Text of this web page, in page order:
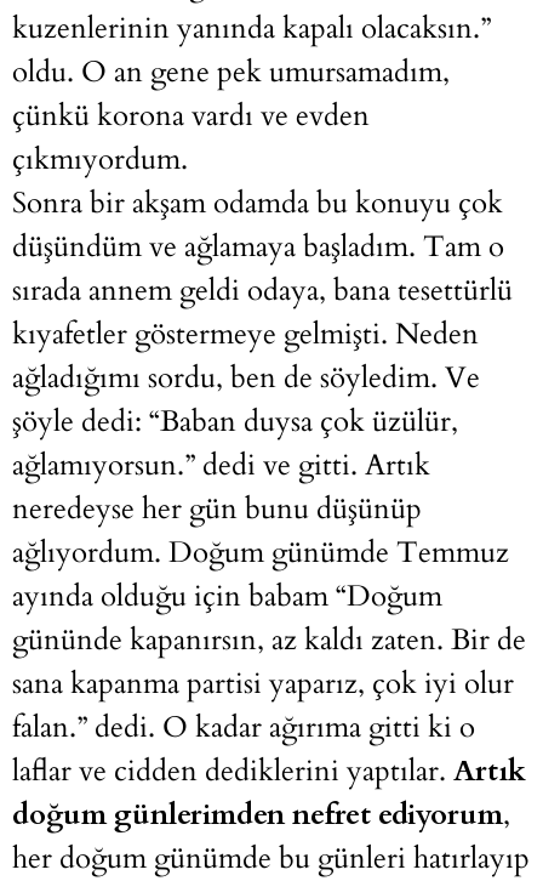
kuzenlerinin yanında kapalı olacaksın.”
oldu. O an gene pek umursamadım,
çünkü korona vardı ve evden
çıkmıyordum.
Sonra bir akşam odamda bu konuyu çok
düşündüm ve ağlamaya başladım. Tam o
sırada annem geldi odaya, bana tesettürlü
kıyafetler göstermeye gelmişti. Neden
ağladığımı sordu, ben de söyledim. Ve
şöyle dedi: “Baban duysa çok üzülür,
ağlamıyorsun.” dedi ve gitti. Artık
neredeyse her gün bunu düşünüp
ağlıyordum. Doğum günümde Temmuz
ayında olduğu için babam “Doğum
gününde kapanırsın, az kaldı zaten. Bir de
sana kapanma partisi yaparız, çok iyi olur
falan.” dedi. O kadar ağırıma gitti ki o
laflar ve cidden dediklerini yaptılar. Artık
doğum günlerimden nefret ediyorum,
her doğum günümde bu günleri hatırlayıp